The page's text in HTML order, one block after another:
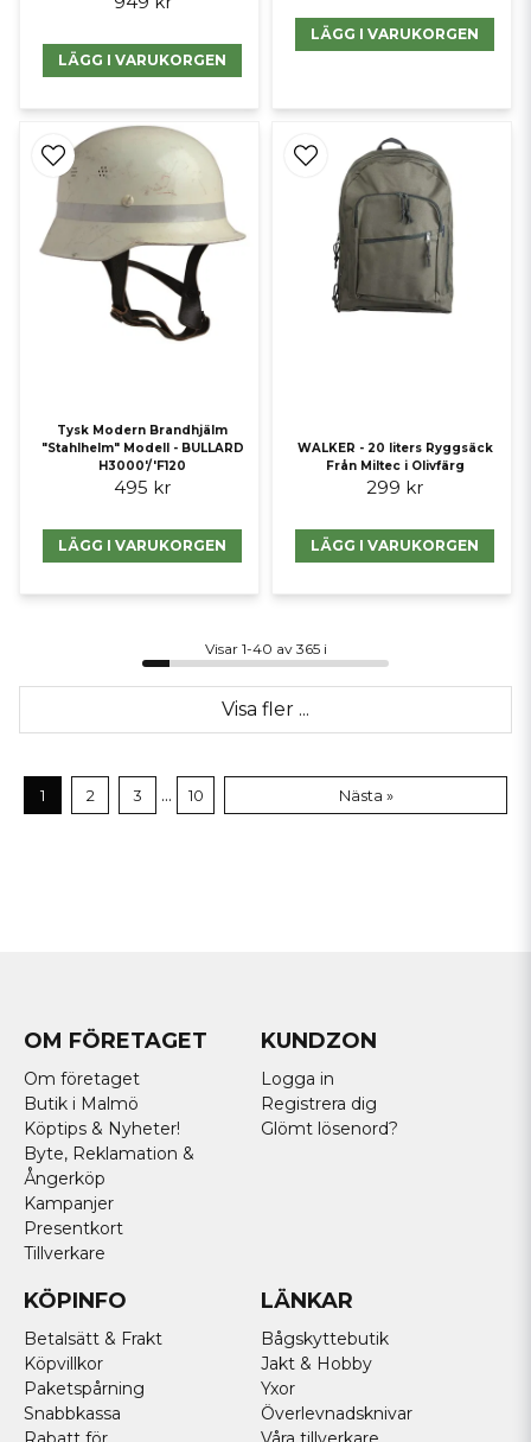
LÄGG I VARUKORGEN
LÄGG I VARUKORGEN
Tysk Modern Brandhjälm
"Stahlhelm" Modell - BULLARD
H3000′/′F120
495 kr
LÄGG I VARUKORGEN
WALKER - 20 liters Ryggsäck
Från Miltec i Olivfärg
299 kr
LÄGG I VARUKORGEN
Visar 1-40 av 365 i
Visa fler ...
1 2 3 ... 10 Nästa »
OM FÖRETAGET
Om företaget
Butik i Malmö
Köptips & Nyheter!
Byte, Reklamation &
Ångerköp
Kampanjer
Presentkort
Tillverkare
KUNDZON
Logga in
Registrera dig
Glömt lösenord?
KÖPINFO
Betalsätt & Frakt
Köpvillkor
Paketspårning
Snabbkassa
LÄNKAR
Bågskyttebutik
Jakt & Hobby
Yxor
Överlevnadsknivar